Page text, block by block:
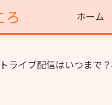
ろ ホーム
ライブ配信はいつまで